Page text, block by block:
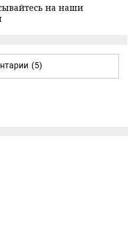
на наши
(5)